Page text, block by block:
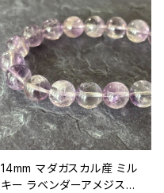
14mm マダガスカル産 ミル
キー ラベンダーアメジスト